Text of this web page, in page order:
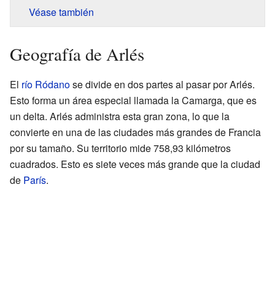
Véase también
Geografía de Arlés
El río Ródanose divide en dos partes al pasar por Arlés.
Esto forma un área especial llamada la Camarga, que es
un delta. Arlés administra esta gran zona, lo que la
convierte en una de las ciudades más grandes de Francia
por su tamaño. Su territorio mide 758,93 kilómetros
cuadrados. Esto es siete veces más grande que la ciudad
de París.